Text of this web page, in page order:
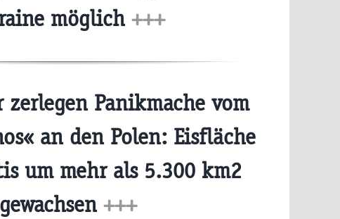
möglich +++
zerlegen Panikmache vom
an den Polen: Eisfläche
um mehr als 5.300 km2
gewachsen +++